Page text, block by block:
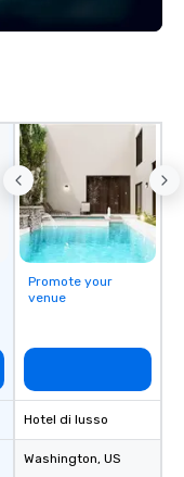
Promote your
venue
Hotel di lusso
Washington, US